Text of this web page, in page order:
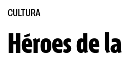
CULTURA
Héroes de